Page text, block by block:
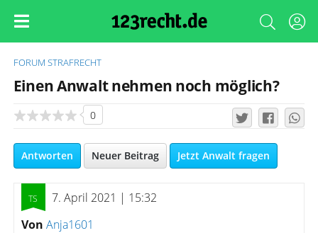
FORUM STRAFRECHT
Einen Anwalt nehmen noch möglich?
0
Antworten Neuer Beitrag Jetzt Anwalt fragen
7. April 2021 | 15:32
Von Anja1601